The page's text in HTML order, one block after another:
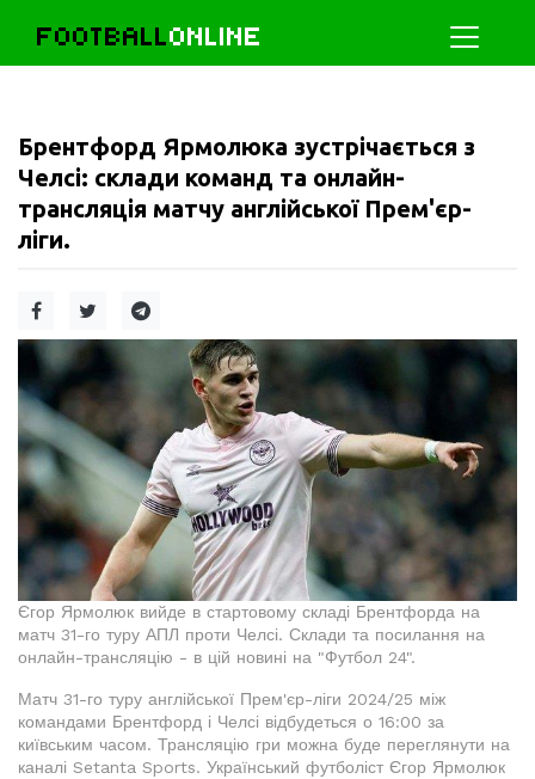
FOOTBALLONLINE
Брентфорд Ярмолюка зустрічається з
Челсі: склади команд та онлайн-
трансляція матчу англійської Прем'єр-
ліги.
Єгор Ярмолюк вийде в стартовому складі Брентфорда на
матч 31-го туру АПЛ проти Челсі. Склади та посилання на
онлайн-трансляцію - в цій новині на "Футбол 24".
Матч 31-го туру англійської Прем'єр-ліги 2024/25 між
командами Брентфорд і Челсі відбудеться о 16:00 за
київським часом. Трансляцію гри можна буде переглянути на
каналі Setanta Sports. Український футболіст Єгор Ярмолюк